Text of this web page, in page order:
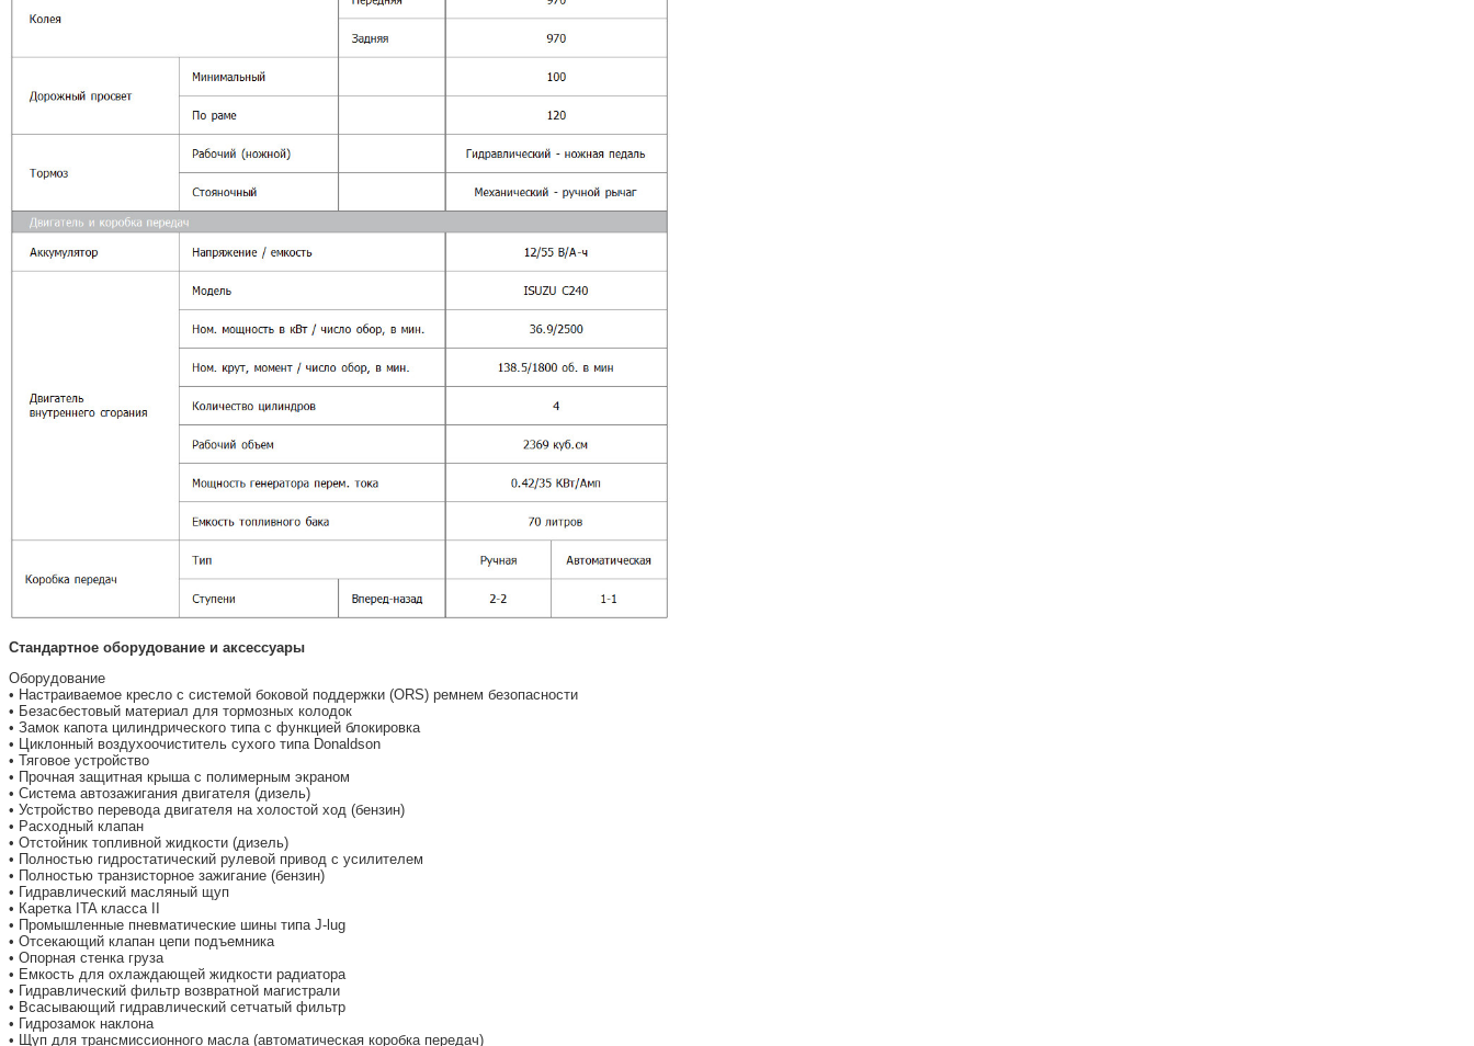
Стандартное оборудование и аксессуары
Оборудование
• Настраиваемое кресло с системой боковой поддержки (ORS) ремнем безопасности
• Безасбестовый материал для тормозных колодок
• Замок капота цилиндрического типа с функцией блокировка
• Циклонный воздухоочиститель сухого типа Donaldson
• Тяговое устройство
• Прочная защитная крыша с полимерным экраном
• Система автозажигания двигателя (дизель)
• Устройство перевода двигателя на холостой ход (бензин)
• Расходный клапан
• Отстойник топливной жидкости (дизель)
• Полностью гидростатический рулевой привод с усилителем
• Полностью транзисторное зажигание (бензин)
• Гидравлический масляный щуп
• Каретка ITA класса II
• Промышленные пневматические шины типа J-lug
• Отсекающий клапан цепи подъемника
• Опорная стенка груза
• Емкость для охлаждающей жидкости радиатора
• Гидравлический фильтр возвратной магистрали
• Всасывающий гидравлический сетчатый фильтр
• Гидрозамок наклона
• Щуп для трансмиссионного масла (автоматическая коробка передач)